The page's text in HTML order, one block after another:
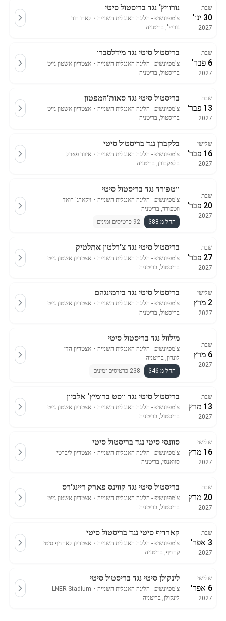
שבת
30 ינו'
2027
נורוויץ' נגד בריסטול סיטי
צ'מפיונשיפ - הליגה האנגלית השנייה ・ קארו רוד
נוריץ', בריטניה
שבת
6 פבר'
2027
בריסטול סיטי נגד מידלסברו
צ'מפיונשיפ - הליגה האנגלית השנייה ・ אצטדיון אשטון גייט
בריסטול, בריטניה
שבת
13 פבר'
2027
בריסטול סיטי נגד סאות'המפטון
צ'מפיונשיפ - הליגה האנגלית השנייה ・ אצטדיון אשטון גייט
בריסטול, בריטניה
שלישי
16 פבר'
2027
בלקברן נגד בריסטול סיטי
צ'מפיונשיפ - הליגה האנגלית השנייה ・ איווד פארק
בלאקבורן, בריטניה
שבת
20 פבר'
2027
ווטפורד נגד בריסטול סיטי
צ'מפיונשיפ - הליגה האנגלית השנייה ・ ויקארג' רואד
ווטפורד, בריטניה
החל מ $88
92 כרטיסים זמינים
שבת
27 פבר'
2027
בריסטול סיטי נגד צ'רלטון אתלטיק
צ'מפיונשיפ - הליגה האנגלית השנייה ・ אצטדיון אשטון גייט
בריסטול, בריטניה
שלישי
2 מרץ
2027
בריסטול סיטי נגד בירמינגהם
צ'מפיונשיפ - הליגה האנגלית השנייה ・ אצטדיון אשטון גייט
בריסטול, בריטניה
שבת
6 מרץ
2027
מילוול נגד בריסטול סיטי
צ'מפיונשיפ - הליגה האנגלית השנייה ・ אצטדיון הדן
לונדון, בריטניה
החל מ $46
238 כרטיסים זמינים
שבת
13 מרץ
2027
בריסטול סיטי נגד ווסט ברומיץ' אלביון
צ'מפיונשיפ - הליגה האנגלית השנייה ・ אצטדיון אשטון גייט
בריסטול, בריטניה
שלישי
16 מרץ
2027
סוונסי סיטי נגד בריסטול סיטי
צ'מפיונשיפ - הליגה האנגלית השנייה ・ אצטדיון ליברטי
סוואנסי, בריטניה
שבת
20 מרץ
2027
בריסטול סיטי נגד קווינס פארק ריינג'רס
צ'מפיונשיפ - הליגה האנגלית השנייה ・ אצטדיון אשטון גייט
בריסטול, בריטניה
שבת
3 אפר'
2027
קארדיף סיטי נגד בריסטול סיטי
צ'מפיונשיפ - הליגה האנגלית השנייה ・ אצטדיון קארדיף סיטי
קרדיף, בריטניה
שלישי
6 אפר'
2027
לינקולן סיטי נגד בריסטול סיטי
צ'מפיונשיפ - הליגה האנגלית השנייה ・
LNER Stadium
לינקולן, בריטניה